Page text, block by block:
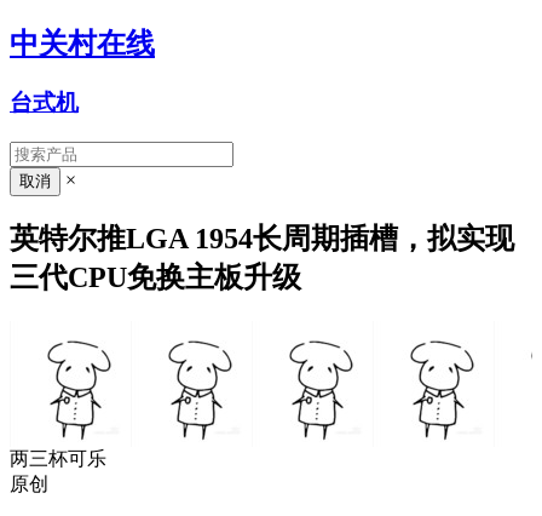
中关村在线
台式机
×
英特尔推LGA 1954长周期插槽，拟实现
三代CPU免换主板升级
两三杯可乐
原创